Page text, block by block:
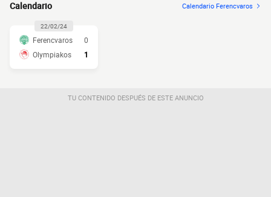
Calendario Calendario Ferencvaros
22/02/24
Ferencvaros
0
Olympiakos
1
TU CONTENIDO DESPUÉS DE ESTE ANUNCIO